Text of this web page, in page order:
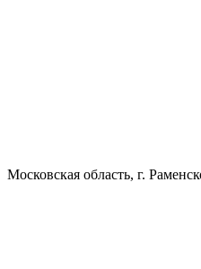
Московская область, г.